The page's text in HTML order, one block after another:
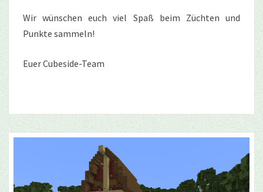
Wir wünschen euch viel Spaß beim Züchten und
Punkte sammeln!
Euer Cubeside-Team